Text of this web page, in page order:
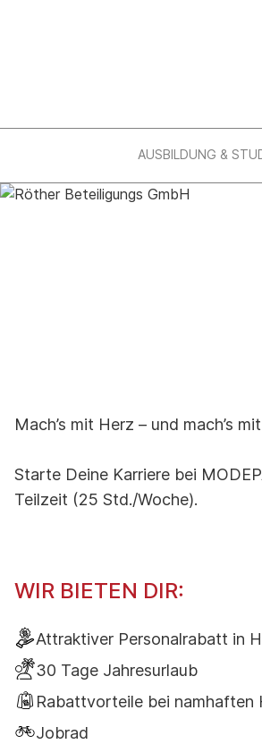
AUSBILDUNG &
Mach’s mit Herz – und mach’s
Starte Deine Karriere bei
Teilzeit (25 Std./Woche).
WIR BIETEN DIR:
Attraktiver Personalrabatt in
30 Tage Jahresurlaub
Rabattvorteile bei namhaften
Jobrad